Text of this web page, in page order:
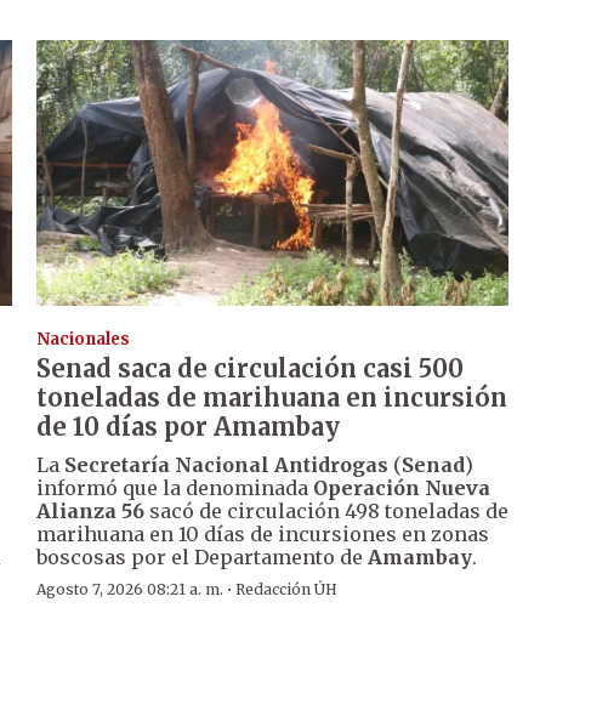
Nacionales
Senad saca de circulación casi 500
toneladas de marihuana en incursión
de 10 días por Amambay
La Secretaría Nacional Antidrogas (Senad)
informó que la denominada Operación Nueva
Alianza 56sacó de circulación 498 toneladas de
marihuana en 10 días de incursiones en zonas
boscosas por el Departamento de Amambay.
Agosto 7, 2026 08:21 a. m. · Redacción ÚH